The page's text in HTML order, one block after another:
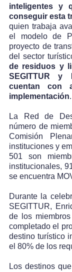
inteligentes y
conseguir esta
quien trabaja
el modelo de
proyecto de
del sector
de residuos y
SEGITTUR y
cuentan con
implementación.
La Red de
número de
Comisión
instituciones y
501 son
institucionales,
se encuentra
Durante la
SEGITTUR,
de los
completado el
destino turístico
el 80% de los
Los destinos